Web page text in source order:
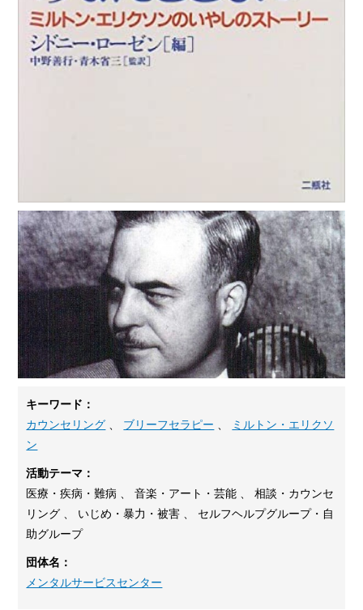
キーワード：
カウンセリング
ブリーフセラピー
ミルトン・エリクソ
ン
活動テーマ：
医療・疾病・難病 、 音楽・アート・芸能 、 相談・カウンセ
リング 、 いじめ・暴力・被害 、 セルフヘルプグループ・自
助グループ
団体名：
メンタルサービスセンター